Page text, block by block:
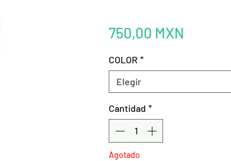
750,00 MXN
COLOR *
Elegir
Cantidad *
Agotado